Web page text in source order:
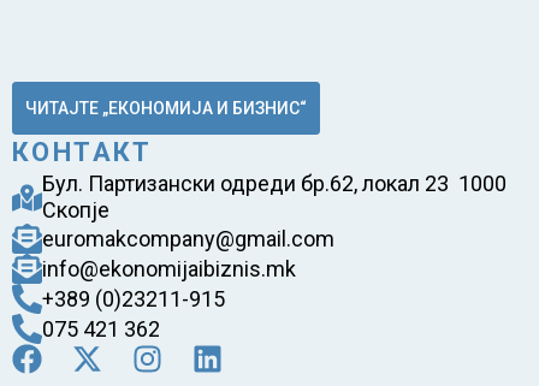
ЧИТАЈТЕ „ЕКОНОМИЈА И БИЗНИС“
КОНТАКТ
Бул. Партизански одреди бр.62, локал 23 1000
Скопје
euromakcompany@gmail.com
info@ekonomijaibiznis.mk
+389 (0)23211-915
075 421 362